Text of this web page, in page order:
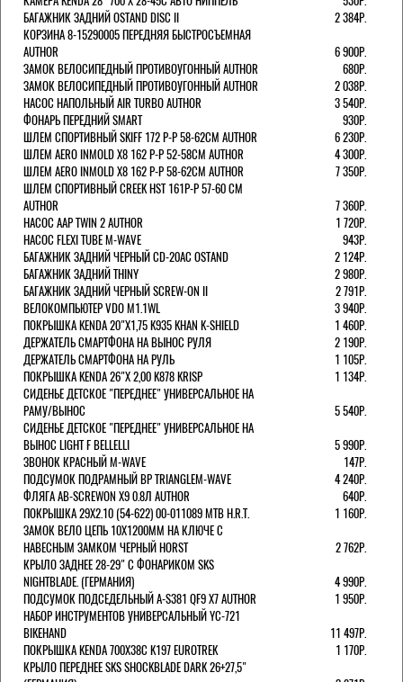
БАГАЖНИК ЗАДНИЙ OSTAND DISC II
2 384Р.
КОРЗИНА 8-15290005 ПЕРЕДНЯЯ БЫСТРОСЪЕМНАЯ
AUTHOR
6 900Р.
ЗАМОК ВЕЛОСИПЕДНЫЙ ПРОТИВОУГОННЫЙ AUTHOR
680Р.
ЗАМОК ВЕЛОСИПЕДНЫЙ ПРОТИВОУГОННЫЙ AUTHOR
2 038Р.
НАСОС НАПОЛЬНЫЙ AIR TURBO AUTHOR
3 540Р.
ФОНАРЬ ПЕРЕДНИЙ SMART
930Р.
ШЛЕМ СПОРТИВНЫЙ SKIFF 172 Р-Р 58-62СМ AUTHOR
6 230Р.
ШЛЕМ AERO INMOLD X8 162 Р-Р 52-58СМ AUTHOR
4 300Р.
ШЛЕМ AERO INMOLD X8 162 Р-Р 58-62СМ AUTHOR
7 350Р.
ШЛЕМ СПОРТИВНЫЙ CREEK HST 161Р-Р 57-60 СМ
AUTHOR
7 360Р.
НАСОС AAP TWIN 2 AUTHOR
1 720Р.
НАСОС FLEXI TUBE M-WAVE
943Р.
БАГАЖНИК ЗАДНИЙ ЧЕРНЫЙ СD-20AC OSTAND
2 124Р.
БАГАЖНИК ЗАДНИЙ THINY
2 980Р.
БАГАЖНИК ЗАДНИЙ ЧЕРНЫЙ SCREW-ON II
2 791Р.
ВЕЛОКОМПЬЮТЕР VDO M1.1WL
3 940Р.
ПОКРЫШКА KENDA 20"Х1,75 K935 KHAN K-SHIELD
1 460Р.
ДЕРЖАТЕЛЬ СМАРТФОНА НА ВЫНОС РУЛЯ
2 190Р.
ДЕРЖАТЕЛЬ СМАРТФОНА НА РУЛЬ
1 105Р.
ПОКРЫШКА KENDA 26"Х 2,00 K878 KRISP
1 134Р.
СИДЕНЬЕ ДЕТСКОЕ "ПЕРЕДНЕЕ" УНИВЕРСАЛЬНОЕ НА
РАМУ/ВЫНОС
5 540Р.
СИДЕНЬЕ ДЕТСКОЕ "ПЕРЕДНЕЕ" УНИВЕРСАЛЬНОЕ НА
ВЫНОС LIGHT F BELLELLI
5 990Р.
ЗВОНОК КРАСНЫЙ M-WAVE
147Р.
ПОДСУМОК ПОДРАМНЫЙ BP TRIANGLEM-WAVE
4 240Р.
ФЛЯГА AB-SCREWON X9 0.8Л AUTHOR
640Р.
ПОКРЫШКА 29X2.10 (54-622) 00-011089 MTB H.R.T.
1 160Р.
ЗАМОК ВЕЛО ЦЕПЬ 10Х1200ММ НА КЛЮЧЕ С
НАВЕСНЫМ ЗАМКОМ ЧЕРНЫЙ HORST
2 762Р.
КРЫЛО ЗАДНЕЕ 28-29" С ФОНАРИКОМ SKS
NIGHTBLADE. (ГЕРМАНИЯ)
4 990Р.
ПОДСУМОК ПОДСЕДЕЛЬНЫЙ A-S381 QF9 X7 AUTHOR
1 950Р.
НАБОР ИНСТРУМЕНТОВ УНИВЕРСАЛЬНЫЙ YC-721
BIKEHAND
11 497Р.
ПОКРЫШКА KENDA 700Х38С K197 EUROTREK
1 170Р.
КРЫЛО ПЕРЕДНЕЕ SKS SHOCKBLADE DARK 26+27,5"